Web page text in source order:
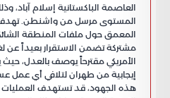
العاصمة الباكستانية إسلام
المستوى مرسل من واشنطن. تهدف
المعمق حول ملفات المنطقة
مشتركة تضمن الاستقرار بعيداً عن
الأمريكي مقترحاً يوصف بالعدل، حيث
إيجابية من طهران لتلافي أي عمل
هذه الجهود، قد تستهدف العمليات